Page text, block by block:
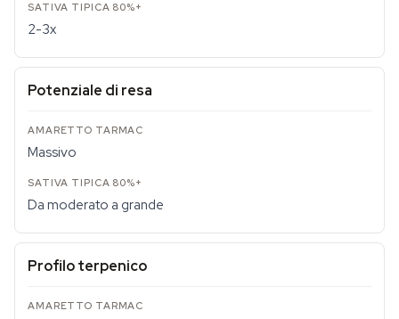
2-3x
Potenziale di resa
Massivo
Da moderato a grande
Profilo terpenico